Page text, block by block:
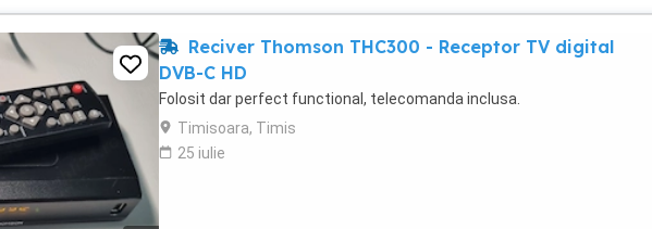
Reciver Thomson THC300 - Receptor TV digital
DVB-C HD
Folosit dar perfect functional, telecomanda inclusa.
Timisoara, Timis
25 iulie